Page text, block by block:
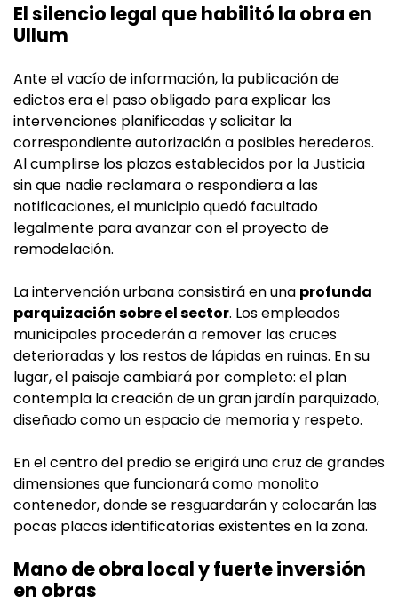
El silencio legal que habilitó la obra en
Ullum
Ante el vacío de información, la publicación de
edictos era el paso obligado para explicar las
intervenciones planificadas y solicitar la
correspondiente autorización a posibles herederos.
Al cumplirse los plazos establecidos por la Justicia
sin que nadie reclamara o respondiera a las
notificaciones, el municipio quedó facultado
legalmente para avanzar con el proyecto de
remodelación.
La intervención urbana consistirá en una profunda
parquización sobre el sector. Los empleados
municipales procederán a remover las cruces
deterioradas y los restos de lápidas en ruinas. En su
lugar, el paisaje cambiará por completo: el plan
contempla la creación de un gran jardín parquizado,
diseñado como un espacio de memoria y respeto.
En el centro del predio se erigirá una cruz de grandes
dimensiones que funcionará como monolito
contenedor, donde se resguardarán y colocarán las
pocas placas identificatorias existentes en la zona.
Mano de obra local y fuerte inversión
en obras